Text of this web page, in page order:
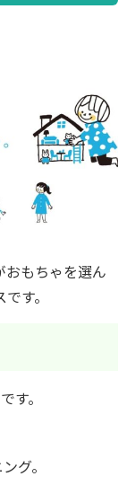
おもちゃを選ん
す。
す。
グ。